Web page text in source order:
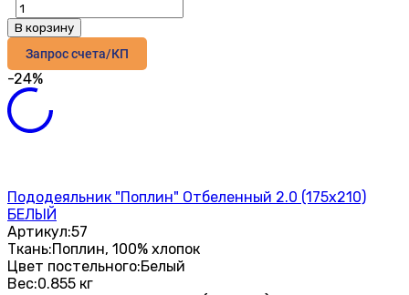
В корзину
Запрос счета/КП
-24%
Пододеяльник "Поплин" Отбеленный 2.0 (175х210)
БЕЛЫЙ
Артикул:57
Ткань:Поплин, 100% хлопок
Цвет постельного:Белый
Вес:0.855 кг